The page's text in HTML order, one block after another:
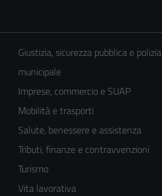
Giustizia, sicurezza pubblica e polizia
municipale
Imprese, commercio e SUAP
Mobilità e trasporti
Salute, benessere e assistenza
Tributi, finanze e contravvenzioni
Turismo
Vita lavorativa